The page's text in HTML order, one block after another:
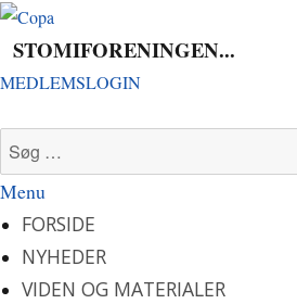
Videre
indhold
STOMIFORENINGEN...
MEDLEMSLOGIN
Søg
efter:
Menu
FORSIDE
NYHEDER
VIDEN OG MATERIALER